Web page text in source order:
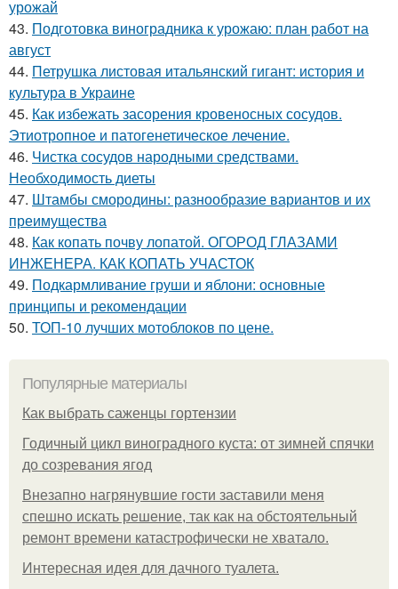
урожай
43. Подготовка виноградника к урожаю: план работ на
август
44. Петрушка листовая итальянский гигант: история и
культура в Украине
45. Как избежать засорения кровеносных сосудов.
Этиотропное и патогенетическое лечение.
46. Чистка сосудов народными средствами.
Необходимость диеты
47. Штамбы смородины: разнообразие вариантов и их
преимущества
48. Как копать почву лопатой. ОГОРОД ГЛАЗАМИ
ИНЖЕНЕРА. КАК КОПАТЬ УЧАСТОК
49. Подкармливание груши и яблони: основные
принципы и рекомендации
50. ТОП-10 лучших мотоблоков по цене.
Популярные материалы
Как выбрать саженцы гортензии
Годичный цикл виноградного куста: от зимней спячки
до созревания ягод
Внезапно нагрянувшие гости заставили меня
спешно искать решение, так как на обстоятельный
ремонт времени катастрофически не хватало.
Интересная идея для дачного туалета.